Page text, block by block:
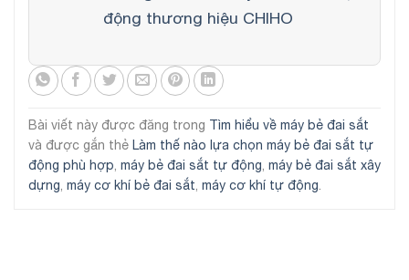
động thương hiệu CHIHO
Bài viết này được đăng trong Tìm hiểu về máy bẻ đai sắt
và được gắn thẻ Làm thế nào lựa chọn máy bẻ đai sắt tự
động phù hợp máy bẻ đai sắt tự động máy bẻ đai sắt xây
dựng máy cơ khí bẻ đai sắt máy cơ khí tự động